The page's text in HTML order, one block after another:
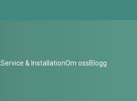
Service & InstallationOm ossBlogg